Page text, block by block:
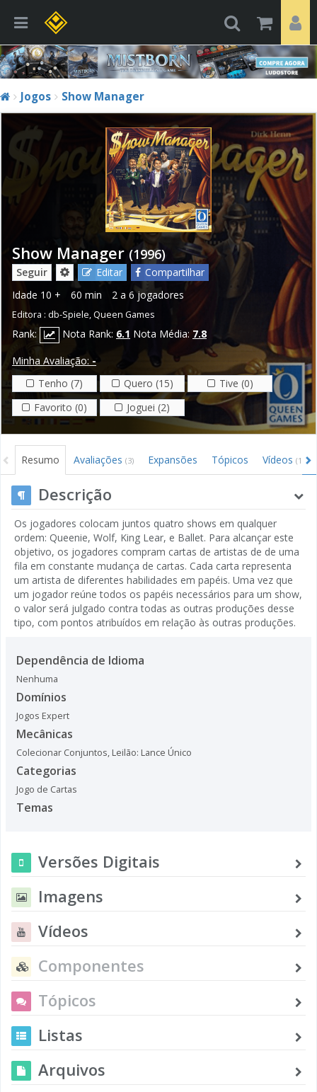
Jogos Show Manager
Show Manager (1996)
Seguir Editar
Compartilhar
Idade 10 + 60 min 2 a 6 jogadores
Editora : db-Spiele,Queen Games
Rank: Nota Rank: 6.1 Nota Média: 7.8
Minha Avaliação: -
Tenho (7)
Quero (15)
Tive (0)
Favorito (0)
Joguei (2)
Resumo Avaliações (3) Expansões Tópicos Vídeos (1)
Descrição
Os jogadores colocam juntos quatro shows em qualquer
ordem: Queenie, Wolf, King Lear, e Ballet. Para alcançar este
objetivo, os jogadores compram cartas de artistas de de uma
fila em constante mudança de cartas. Cada carta representa
um artista de diferentes habilidades em papéis. Uma vez que
um jogador reúne todos os papéis necessários para um show,
o valor será julgado contra todas as outras produções desse
tipo, com pontos atribuídos em relação às outras produções.
Dependência de Idioma
Nenhuma
Domínios
Jogos Expert
Mecânicas
Colecionar Conjuntos, Leilão: Lance Único
Categorias
Jogo de Cartas
Temas
Versões Digitais
Imagens
Vídeos
Componentes
Tópicos
Listas
Arquivos